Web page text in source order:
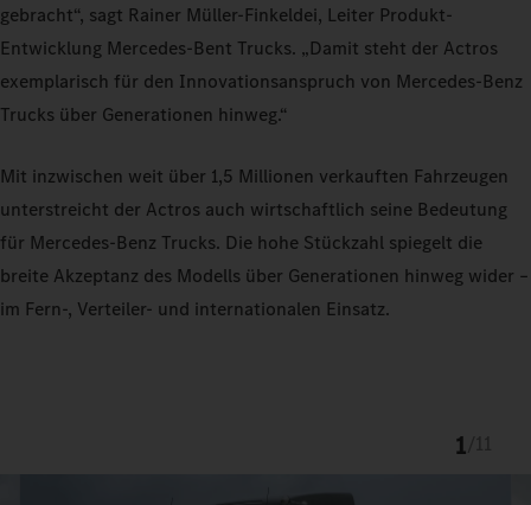
gebracht“, sagt Rainer Müller-Finkeldei, Leiter Produkt-
Entwicklung Mercedes-Bent Trucks. „Damit steht der Actros
exemplarisch für den Innovationsanspruch von Mercedes-Benz
Trucks über Generationen hinweg.“
Mit inzwischen weit über 1,5 Millionen verkauften Fahrzeugen
unterstreicht der Actros auch wirtschaftlich seine Bedeutung
für Mercedes-Benz Trucks. Die hohe Stückzahl spiegelt die
breite Akzeptanz des Modells über Generationen hinweg wider –
im Fern-, Verteiler- und internationalen Einsatz.
1